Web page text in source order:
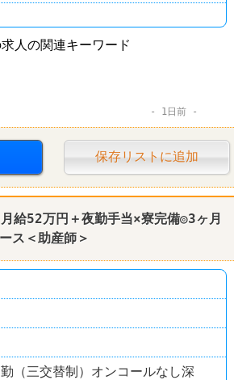
人の関連キーワード
1日前
保存リストに追加
月給52万円＋夜勤手当×寮完備◎3ヶ月
ス＜助産師＞
（三交替制）オンコールなし深